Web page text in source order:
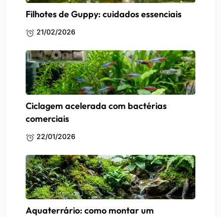
Filhotes de Guppy: cuidados essenciais
21/02/2026
Ciclagem acelerada com bactérias
comerciais
22/01/2026
Aquaterrário: como montar um